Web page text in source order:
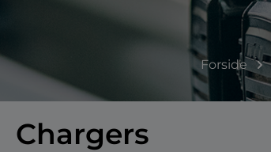
Forside
Chargers